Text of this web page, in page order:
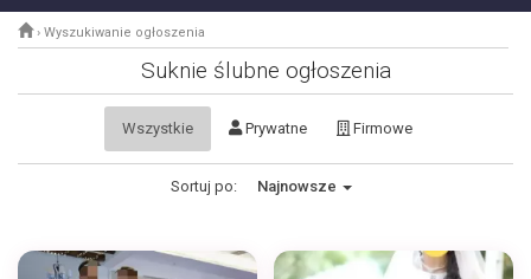
› Wyszukiwanie ogłoszenia
Suknie ślubne ogłoszenia
Wszystkie Prywatne Firmowe
Sortuj po: Najnowsze